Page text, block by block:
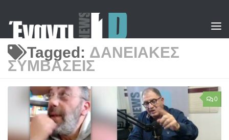
Tagged: ΔΑΝΕΙΑΚΕΣ
ΣΥΜΒΑΣΕΙΣ
0